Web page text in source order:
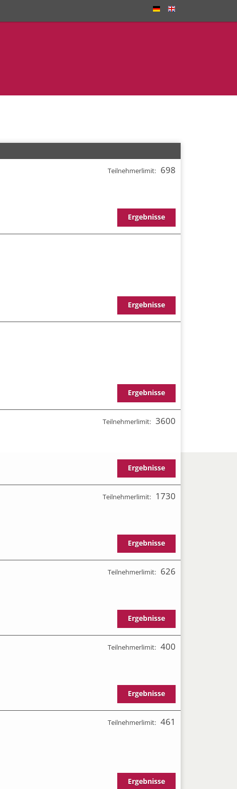
Teilnehmerlimit: 698
Ergebnisse
Ergebnisse
Ergebnisse
Teilnehmerlimit: 3600
Ergebnisse
Teilnehmerlimit: 1730
Ergebnisse
Teilnehmerlimit: 626
Ergebnisse
Teilnehmerlimit: 400
Ergebnisse
Teilnehmerlimit: 461
Ergebnisse